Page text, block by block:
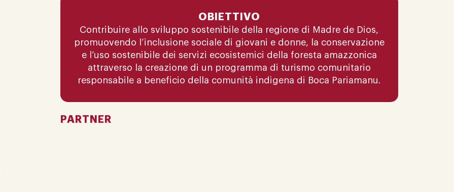
OBIETTIVO
Contribuire allo sviluppo sostenibile della regione di Madre de Dios,
promuovendo l’inclusione sociale di giovani e donne, la conservazione
e l’uso sostenibile dei servizi ecosistemici della foresta amazzonica
attraverso la creazione di un programma di turismo comunitario
responsabile a beneficio della comunità indigena di Boca Pariamanu.
PARTNER